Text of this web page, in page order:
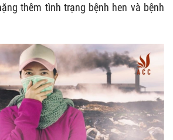
thêm tình trạng bệnh hen và bệnh